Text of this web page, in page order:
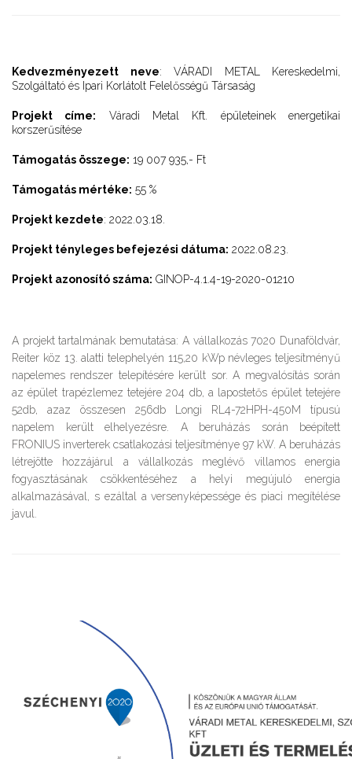
Kedvezményezett neve: VÁRADI METAL Kereskedelmi,
Szolgáltató és Ipari Korlátolt Felelősségű Társaság
Projekt címe: Váradi Metal Kft. épületeinek energetikai
korszerűsítése
Támogatás összege: 19 007 935,- Ft
Támogatás mértéke: 55 %
Projekt kezdete: 2022.03.18.
Projekt tényleges befejezési dátuma: 2022.08.23.
Projekt azonosító száma: GINOP-4.1.4-19-2020-01210
A projekt tartalmának bemutatása: A vállalkozás 7020 Dunaföldvár,
Reiter köz 13. alatti telephelyén 115,20 kWp névleges teljesítményű
napelemes rendszer telepítésére került sor. A megvalósítás során
az épület trapézlemez tetejére 204 db, a lapostetős épület tetejére
52db, azaz összesen 256db Longi RL4-72HPH-450M típusú
napelem került elhelyezésre. A beruházás során beépített
FRONIUS inverterek csatlakozási teljesítménye 97 kW. A beruházás
létrejötte hozzájárul a vállalkozás meglévő villamos energia
fogyasztásának csökkentéséhez a helyi megújuló energia
alkalmazásával, s ezáltal a versenyképessége és piaci megítélése
javul.